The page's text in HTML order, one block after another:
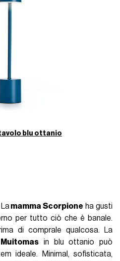
tavolo blu ottanio
mamma Scorpione ha gusti
per tutto ciò che è banale.
di comprale qualcosa. La
in blu ottanio può
ideale. Minimal, sofisticata,